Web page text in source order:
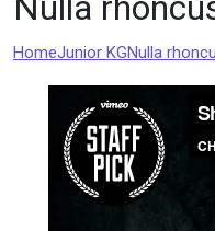
HomeJunior KGNulla